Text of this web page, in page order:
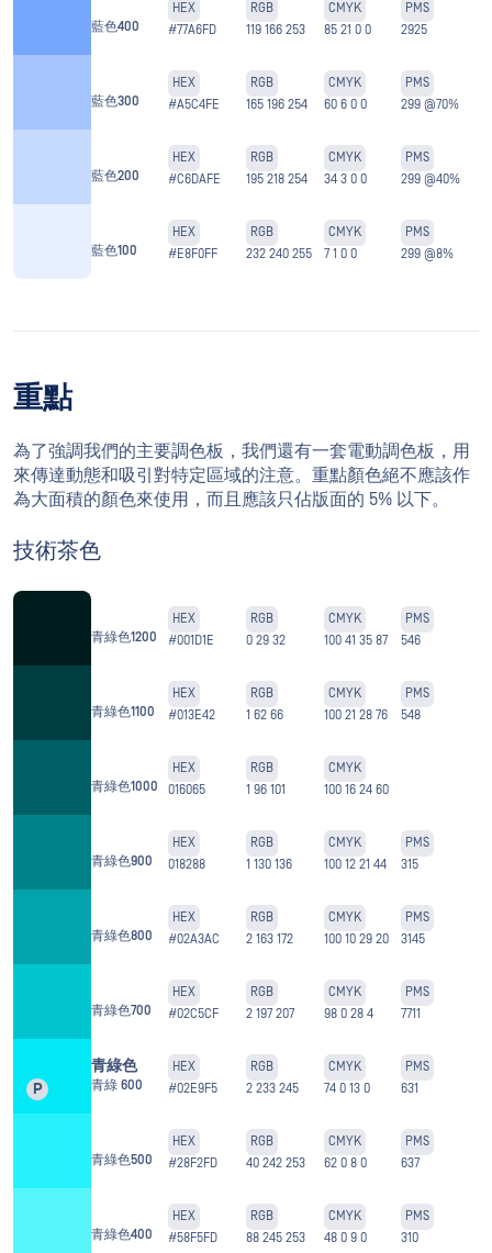
藍色400
HEX
#77A6FD
RGB
119 166 253
CMYK
85 21 0 0
PMS
2925
藍色300
HEX
#A5C4FE
RGB
165 196 254
CMYK
60 6 0 0
PMS
299 @70%
藍色200
HEX
#C6DAFE
RGB
195 218 254
CMYK
34 3 0 0
PMS
299 @40%
藍色100
HEX
#E8F0FF
RGB
232 240 255
CMYK
7 1 0 0
PMS
299 @8%
重點
為了強調我們的主要調色板，我們還有一套電動調色板，用
來傳達動態和吸引對特定區域的注意。重點顏色絕不應該作
為大面積的顏色來使用，而且應該只佔版面的 5% 以下。
技術茶色
青綠色1200
HEX
#001D1E
RGB
0 29 32
CMYK
100 41 35 87
PMS
546
青綠色1100
HEX
#013E42
RGB
1 62 66
CMYK
100 21 28 76
PMS
548
青綠色1000
HEX
016065
RGB
1 96 101
CMYK
100 16 24 60
青綠色900
HEX
018288
RGB
1 130 136
CMYK
100 12 21 44
PMS
315
青綠色800
HEX
#02A3AC
RGB
2 163 172
CMYK
100 10 29 20
PMS
3145
青綠色700
HEX
#02C5CF
RGB
2 197 207
CMYK
98 0 28 4
PMS
7711
P
青綠色
青綠 600
HEX
#02E9F5
RGB
2 233 245
CMYK
74 0 13 0
PMS
631
青綠色500
HEX
#28F2FD
RGB
40 242 253
CMYK
62 0 8 0
PMS
637
青綠色400
HEX
#58F5FD
RGB
88 245 253
CMYK
48 0 9 0
PMS
310